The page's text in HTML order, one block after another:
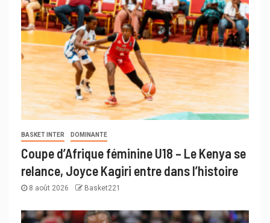
BASKET INTER DOMINANTE
Coupe d’Afrique féminine U18 – Le Kenya se
relance, Joyce Kagiri entre dans l’histoire
8 août 2026 Basket221